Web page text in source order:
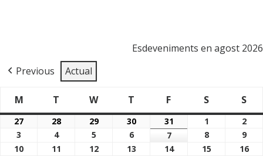
Esdeveniments en agost 2026
Previous
Actual
M
Dilluns
T Dimarts
WDimecres
T F Divendres
S Dissabte
S
27 27/07/2026
28 28/07/2026
2929/07/2026
30 30/07/2026
31 31/07/2026
1 01/08/2026
2
3
03/08/2026
404/08/2026
5 05/08/2026
6 06/08/2026
7 07/08/2026
8 08/08/2026
9
10 10/08/2026
11 11/08/2026
12 12/08/2026
13 13/08/2026
1414/08/2026
15 15/08/2026
16